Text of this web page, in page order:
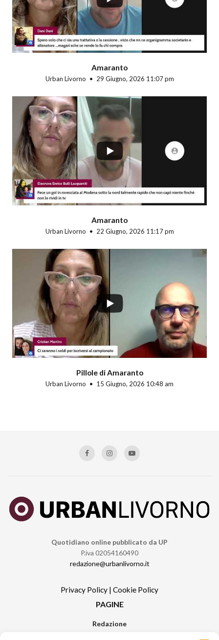
Amaranto
Urban Livorno 29 Giugno, 2026 11:07 pm
Amaranto
Urban Livorno 22 Giugno, 2026 11:17 pm
Pillole di Amaranto
Urban Livorno 15 Giugno, 2026 10:48 am
Quotidiano online pubblicato da UP
P.iva 02054160490
redazione@urbanlivorno.it
Privacy Policy | Cookie Policy
PAGINE
Redazione